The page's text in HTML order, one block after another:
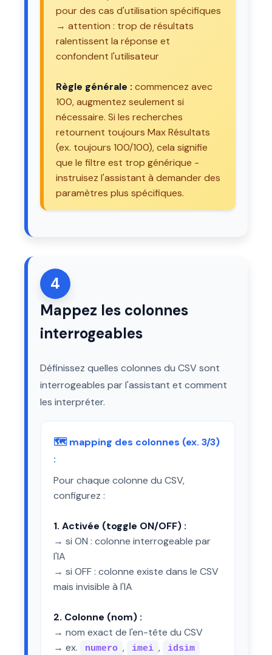
pour des cas d'utilisation spécifiques
→ attention : trop de résultats
ralentissent la réponse et
confondent l'utilisateur
Règle générale : commencez avec
100, augmentez seulement si
nécessaire. Si les recherches
retournent toujours Max Résultats
(ex. toujours 100/100), cela signifie
que le filtre est trop générique -
instruisez l'assistant à demander des
paramètres plus spécifiques.
4
Mappez les colonnes
interrogeables
Définissez quelles colonnes du CSV sont
interrogeables par l'assistant et comment
les interpréter.
🗺️ mapping des colonnes (ex. 3/3)
:
Pour chaque colonne du CSV,
configurez :
1. Activée (toggle ON/OFF) :
→ si ON : colonne interrogeable par
l'IA
→ si OFF : colonne existe dans le CSV
mais invisible à l'IA
2. Colonne (nom) :
→ nom exact de l'en-tête du CSV
→ ex.
numero , imei , idsim